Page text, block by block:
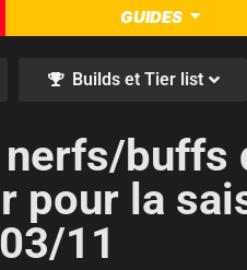
GUIDES
Builds et Tier list
nerfs/buffs
pour la
11